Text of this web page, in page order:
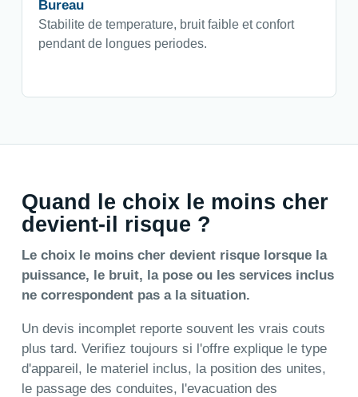
Bureau
Stabilite de temperature, bruit faible et confort
pendant de longues periodes.
Quand le choix le moins cher
devient-il risque ?
Le choix le moins cher devient risque lorsque la
puissance, le bruit, la pose ou les services inclus
ne correspondent pas a la situation.
Un devis incomplet reporte souvent les vrais couts
plus tard. Verifiez toujours si l'offre explique le type
d'appareil, le materiel inclus, la position des unites,
le passage des conduites, l'evacuation des